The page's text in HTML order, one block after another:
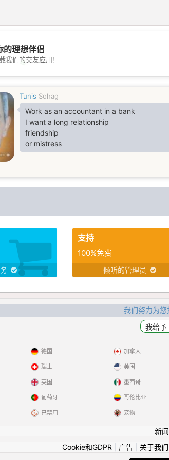
💖
的理想伴侣
我们的交友应用！
Tunis Sohag
Work as an accountant in a bank
I want a long relationship
friendship
or mistress
支持
100%免费
倾听的管理员
我们努力为您
德国
瑞士
英国
葡萄牙
已禁用
加拿大
美国
墨西哥
哥伦比亚
宠物
新闻
Cookie和GDPR
广告 关于我们